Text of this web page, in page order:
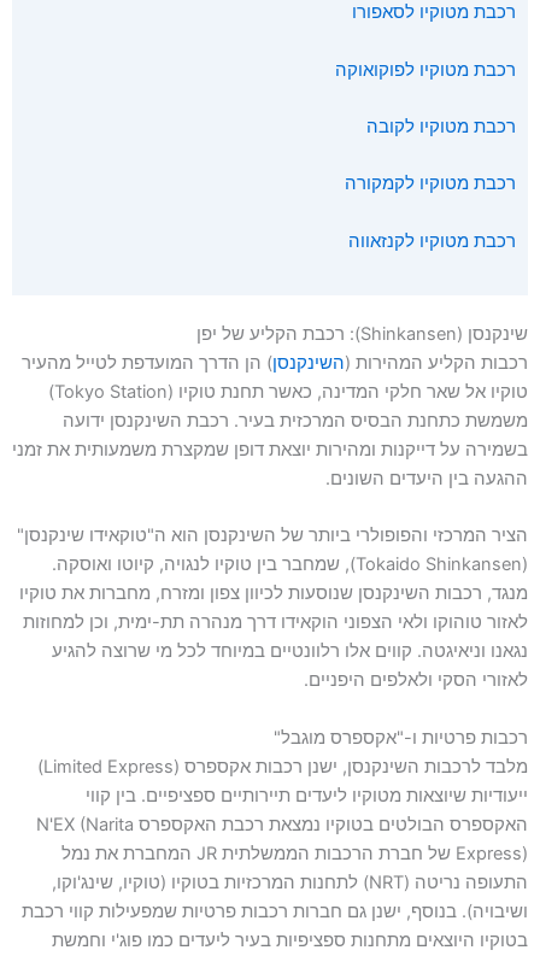
רכבת מטוקיו לסאפורו
רכבת מטוקיו לפוקואוקה
רכבת מטוקיו לקובה
רכבת מטוקיו לקמקורה
רכבת מטוקיו לקנזאווה
שינקנסן (Shinkansen): רכבת הקליע של יפן
רכבות הקליע המהירות (השינקנסן) הן הדרך המועדפת לטייל מהעיר
טוקיו אל שאר חלקי המדינה, כאשר תחנת טוקיו (Tokyo Station)
משמשת כתחנת הבסיס המרכזית בעיר. רכבת השינקנסן ידועה
בשמירה על דייקנות ומהירות יוצאת דופן שמקצרת משמעותית את זמני
ההגעה בין היעדים השונים.
הציר המרכזי והפופולרי ביותר של השינקנסן הוא ה"טוקאידו שינקנסן"
(Tokaido Shinkansen), שמחבר בין טוקיו לנגויה, קיוטו ואוסקה.
מנגד, רכבות השינקנסן שנוסעות לכיוון צפון ומזרח, מחברות את טוקיו
לאזור טוהוקו ולאי הצפוני הוקאידו דרך מנהרה תת-ימית, וכן למחוזות
נגאנו וניאיגטה. קווים אלו רלוונטיים במיוחד לכל מי שרוצה להגיע
לאזורי הסקי ולאלפים היפניים.
רכבות פרטיות ו-"אקספרס מוגבל"
מלבד לרכבות השינקנסן, ישנן רכבות אקספרס (Limited Express)
ייעודיות שיוצאות מטוקיו ליעדים תיירותיים ספציפיים. בין קווי
האקספרס הבולטים בטוקיו נמצאת רכבת האקספרס N'EX (Narita
Express) של חברת הרכבות הממשלתית JR המחברת את נמל
התעופה נריטה (NRT) לתחנות המרכזיות בטוקיו (טוקיו, שינג'וקו,
ושיבויה). בנוסף, ישנן גם חברות רכבות פרטיות שמפעילות קווי רכבת
בטוקיו היוצאים מתחנות ספציפיות בעיר ליעדים כמו פוג'י וחמשת